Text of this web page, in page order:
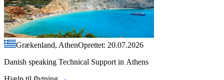
Grækenland, AthenOprettet: 20.07.2026
Danish speaking Technical Support in Athens